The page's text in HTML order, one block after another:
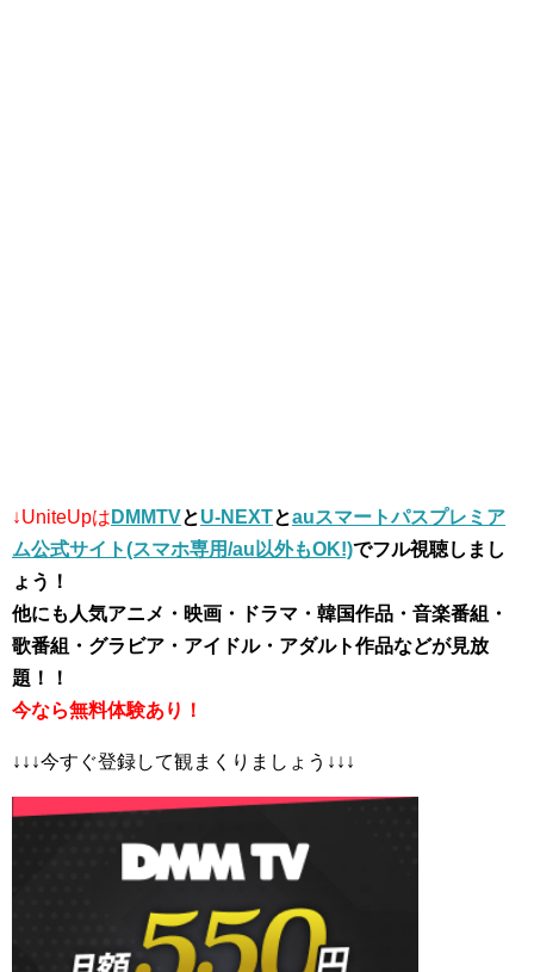
↓UniteUpは DMMTVとU-NEXTとauスマートパスプレミア
ム公式サイト(スマホ専用/au以外もOK!)でフル視聴しまし
ょう！
他にも人気アニメ・映画・ドラマ・韓国作品・音楽番組・
歌番組・グラビア・アイドル・アダルト作品などが見放
題！！
今なら無料体験あり！
↓↓↓今すぐ登録して観まくりましょう↓↓↓